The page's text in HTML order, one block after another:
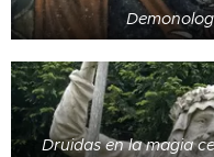
Druidas en la magia